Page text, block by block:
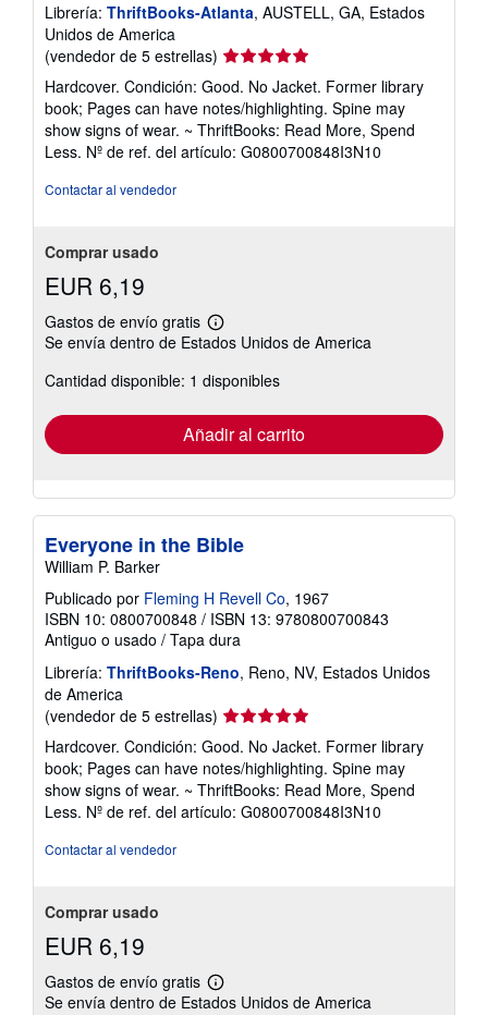
Librería: ThriftBooks-Atlanta, AUSTELL, GA, Estados
Unidos de America
(vendedor de 5 estrellas) Calificación
del
vendedor:
5
de
5
Hardcover. Condición: Good. No Jacket. Former library
book; Pages can have notes/highlighting. Spine may
show signs of wear. ~ ThriftBooks: Read More, Spend
Less. Nº de ref. del artículo: G0800700848I3N10
Contactar al vendedor
Comprar usado
EUR 6,19
Gastos de envío gratis
Más
información
las
tarifas
envío
Se envía dentro de Estados Unidos de America
Cantidad disponible: 1 disponibles
Añadir al carrito
Everyone in the Bible
William P. Barker
Publicado por Fleming H Revell Co, 1967
ISBN 10: 0800700848 / ISBN 13: 9780800700843
Antiguo o usado / Tapa dura
Librería: ThriftBooks-Reno, Reno, NV, Estados Unidos
de America
(vendedor de 5 estrellas) Calificación
del
vendedor:
5
de
5
Hardcover. Condición: Good. No Jacket. Former library
book; Pages can have notes/highlighting. Spine may
show signs of wear. ~ ThriftBooks: Read More, Spend
Less. Nº de ref. del artículo: G0800700848I3N10
Contactar al vendedor
Comprar usado
EUR 6,19
Gastos de envío gratis
Más
información
Se envía dentro de Estados Unidos de America